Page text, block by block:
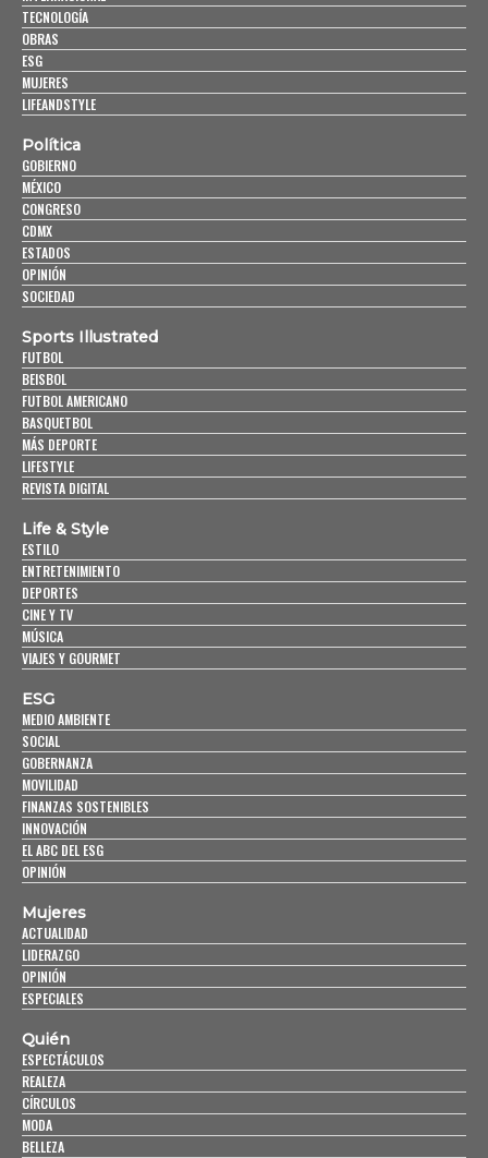
TECNOLOGÍA
OBRAS
ESG
MUJERES
LIFEANDSTYLE
Política
GOBIERNO
MÉXICO
CONGRESO
CDMX
ESTADOS
OPINIÓN
SOCIEDAD
Sports Illustrated
FUTBOL
BEISBOL
FUTBOL AMERICANO
BASQUETBOL
MÁS DEPORTE
LIFESTYLE
REVISTA DIGITAL
Life & Style
ESTILO
ENTRETENIMIENTO
DEPORTES
CINE Y TV
MÚSICA
VIAJES Y GOURMET
ESG
MEDIO AMBIENTE
SOCIAL
GOBERNANZA
MOVILIDAD
FINANZAS SOSTENIBLES
INNOVACIÓN
EL ABC DEL ESG
OPINIÓN
Mujeres
ACTUALIDAD
LIDERAZGO
OPINIÓN
ESPECIALES
Quién
ESPECTÁCULOS
REALEZA
CÍRCULOS
MODA
BELLEZA